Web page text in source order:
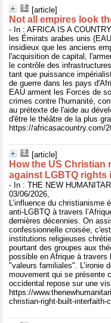
[article]
Not all empires look
- In : AFRICA IS A
les Émirats arabes unis
insidieux que les anciens
l'acquisition de capital,
le contrôle des
tant que puissance
de guerre dans les pays
EAU arment les Forces de
crimes contre l'humanité,
au prétexte de l'aide au
d'être le théâtre de la plus
https://africasacountry.com/
[article]
How the US
against LGBTQ rights
- In : THE NEW
03/06/2026,
L’influence du christianisme
anti-LGBTQ à travers
dernières décennies. On
confessionnelle croisée,
institutions religieuses
pourtant des groupes aux
possible en Afrique à travers
"valeurs familiales". L’ironie
mouvement qui se présente
occidental repose sur une
https://
christian-right-built-interfaith-